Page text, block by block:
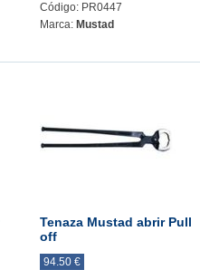
Código: PR0447
Marca: Mustad
Tenaza Mustad abrir Pull
off
94.50 €